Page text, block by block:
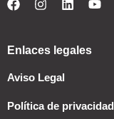
Enlaces legales
Aviso Legal
Política de privacidad